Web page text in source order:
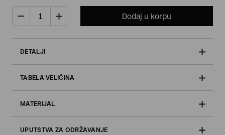
Dodaj u korpu
DETALJI
TABELA VELIČINA
MATERIJAL
UPUTSTVA ZA ODRŽAVANJE